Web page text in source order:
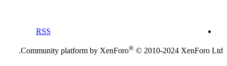
RSS
Community platform by XenForo® © 2010-2024 XenForo Ltd.